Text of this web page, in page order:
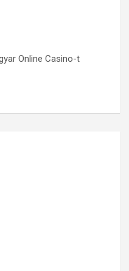
Online Casino-t